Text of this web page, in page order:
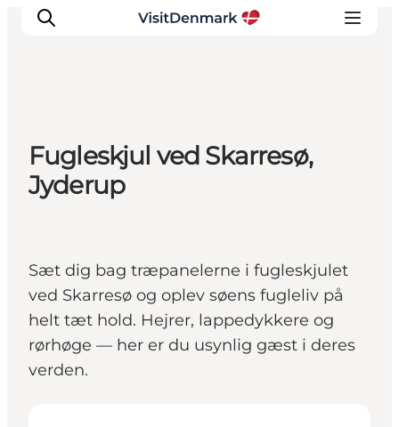
Inspiration
Destinationer
Oplevelser
Fugleskjul ved Skarresø,
Jyderup
Sæt dig bag træpanelerne i fugleskjulet
ved Skarresø og oplev søens fugleliv på
helt tæt hold. Hejrer, lappedykkere og
rørhøge — her er du usynlig gæst i deres
verden.